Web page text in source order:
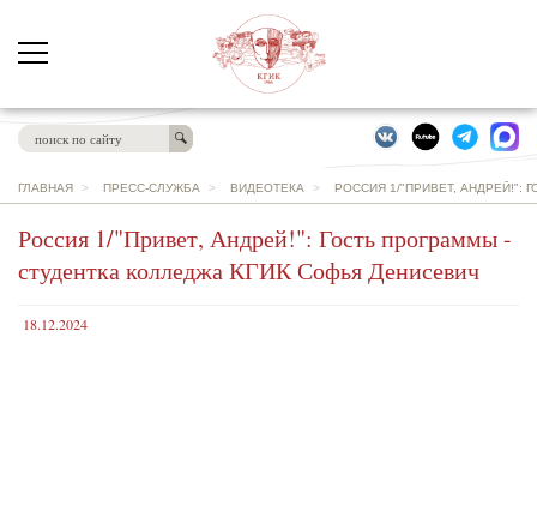
ГЛАВНАЯ > ПРЕСС-СЛУЖБА > ВИДЕОТЕКА > РОССИЯ 1/"ПРИВЕТ, АНДРЕЙ!":
Россия 1/"Привет, Андрей!": Гость программы -
студентка колледжа КГИК Софья Денисевич
18.12.2024